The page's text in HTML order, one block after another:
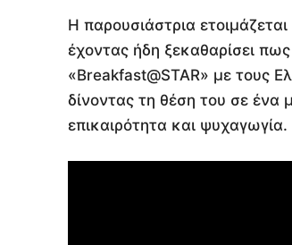
Η παρουσιάστρια
έχοντας ήδη ξεκαθαρίσει
«Breakfast@STAR» με τους
δίνοντας τη θέση του σε ένα
επικαιρότητα και ψυχαγωγία.